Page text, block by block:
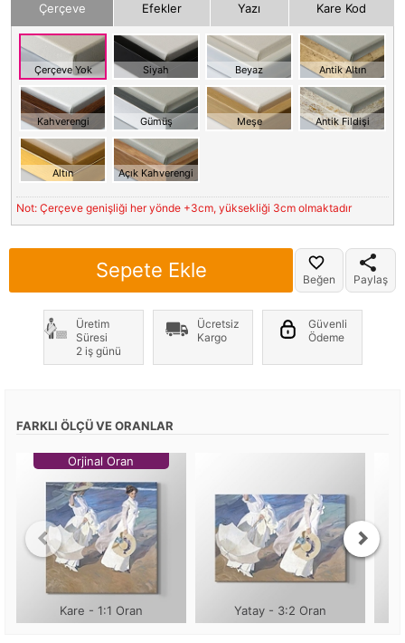
Çerçeve Efekler Yazı Kare Kod
Çerçeve Yok Siyah Beyaz Antik Altın
Kahverengi Gümüş Meşe Antik Fildişi
Altın Açık Kahverengi
Not: Çerçeve genişliği her yönde +3cm, yüksekliği 3cm olmaktadır
Sepete Ekle Beğen Paylaş
Üretim
Süresi
2 iş günü
Ücretsiz
Kargo
Güvenli
Ödeme
FARKLI ÖLÇÜ VE ORANLAR
Orjinal Oran
Kare - 1:1 Oran Yatay - 3:2 Oran